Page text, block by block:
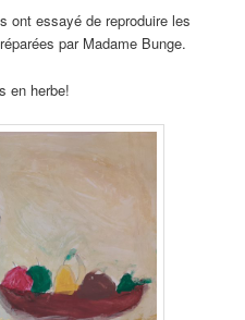
ont essayé de reproduire les
par Madame Bunge.
en herbe!